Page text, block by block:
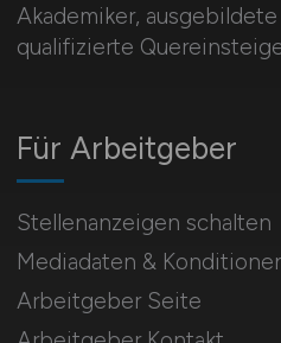
Akademiker,
qualifizierte
Für Arbeitgeber
Stellenanzeigen schalten
Mediadaten &
Arbeitgeber Seite